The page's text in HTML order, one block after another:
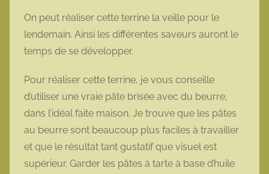
On peut réaliser cette terrine la veille pour le
lendemain. Ainsi les différentes saveurs auront le
temps de se développer.
Pour réaliser cette terrine, je vous conseille
d’utiliser une vraie pâte brisée avec du beurre,
dans l’idéal faite maison. Je trouve que les pâtes
au beurre sont beaucoup plus faciles à travailler
et que le résultat tant gustatif que visuel est
supérieur. Garder les pâtes à tarte à base d’huile